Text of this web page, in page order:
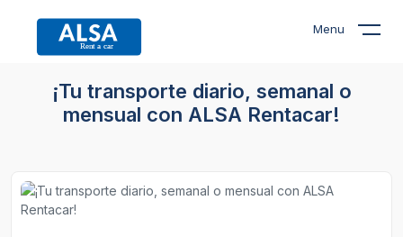
Menu
¡Tu transporte diario, semanal o
mensual con ALSA Rentacar!